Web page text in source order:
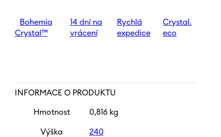
Bohemia
Crystal™
14 dní na
vrácení
Rychlá
expedice
Crystal.
eco
INFORMACE O PRODUKTU
Hmotnost 0,816 kg
Výška 240